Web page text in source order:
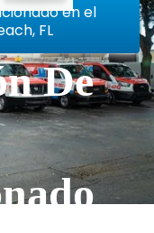
en el
FL
De